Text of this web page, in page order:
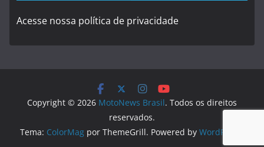
Acesse nossa política de privacidade
Copyright © 2026 MotoNews Brasil. Todos os direitos
reservados.
Tema: ColorMag por ThemeGrill. Powered by WordPress